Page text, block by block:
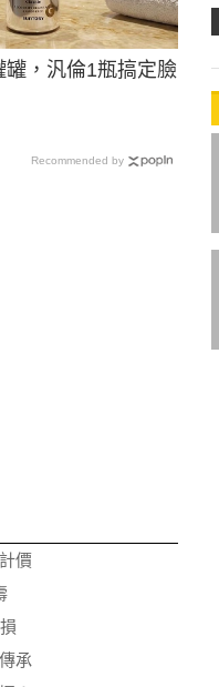
，汎倫1瓶搞定臉
Recommended by
價
承